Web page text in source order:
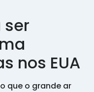
ser
nos EUA
que o grande ar